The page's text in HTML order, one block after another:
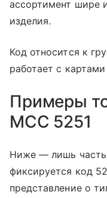
ассортимент шире
изделия.
Код относится к
работает с
Примеры
MCC 5251
Ниже — лишь часть
фиксируется код
представление о